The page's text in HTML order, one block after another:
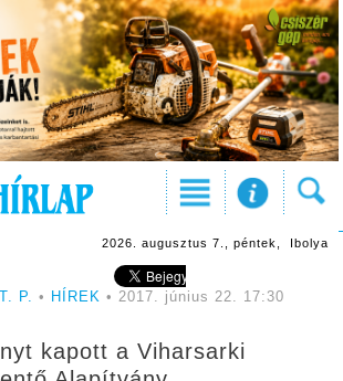
2026. augusztus 7., péntek, Ibolya
T. P. • HÍREK • 2017. június 22. 17:30
kapott a Viharsarki